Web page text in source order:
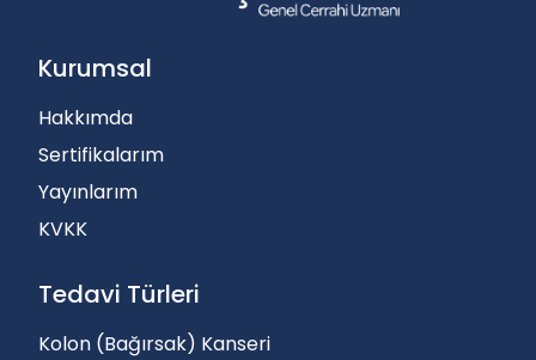
Kurumsal
Hakkımda
Sertifikalarım
Yayınlarım
KVKK
Tedavi Türleri
Kolon (Bağırsak) Kanseri